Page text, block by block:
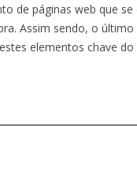
de páginas web que
Assim sendo, o
elementos chave